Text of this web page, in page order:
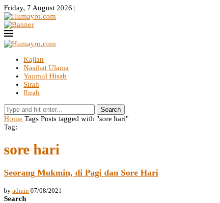
Friday, 7 August 2026 |
Kajian
Nasihat Ulama
Yaumul Hisab
Sirah
Ibrah
Search
Home Tags Posts tagged with "sore hari"
Tag:
sore hari
Seorang Mukmin, di Pagi dan Sore Hari
by admin 07/08/2021
Search